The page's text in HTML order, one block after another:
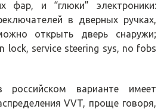
фар, и “глюки” электроники:
в дверных ручках,
открыть дверь снаружи;
lock, service steering sys, no fobs
российском варианте имеет
VVT, проще говоря,